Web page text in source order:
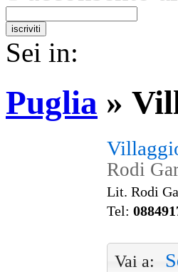
Sei in:
Puglia »
Rodi
Lit. Rodi
Tel:
Vai a: